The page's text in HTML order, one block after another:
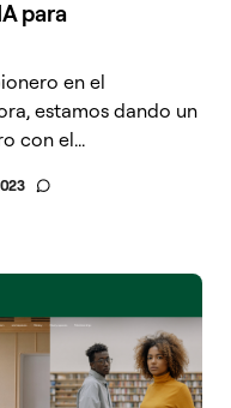
para
en el
estamos dando un
con el...